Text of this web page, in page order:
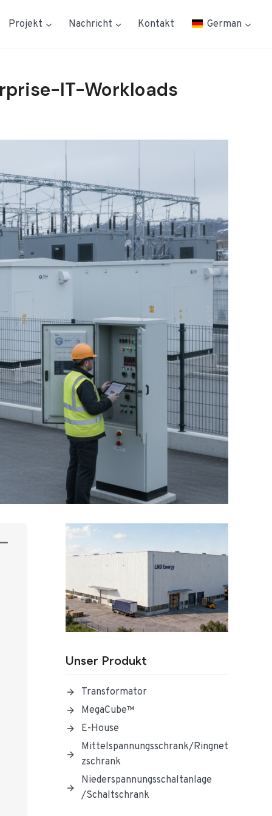
Projekt Nachricht Kontakt German
IT-Workloads
Unser Produkt
Transformator
MegaCube™
E-House
Mittelspannungsschrank/Ringnet
Zschrank
Niederspannungsschaltanlage
/Schaltschrank